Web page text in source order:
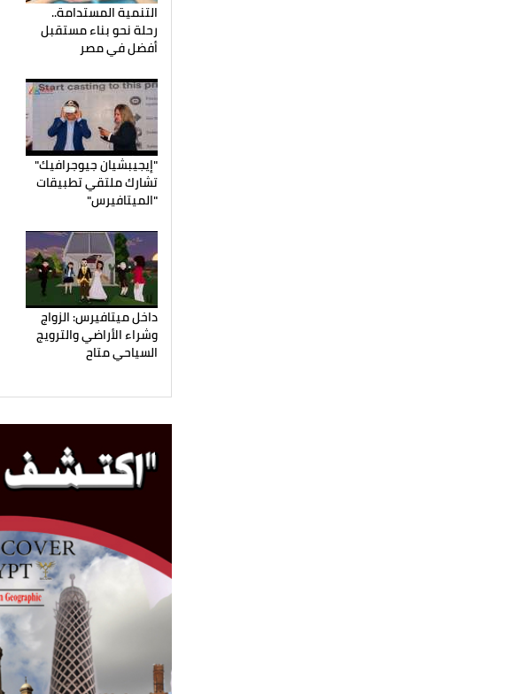
التنمية المستدامة..
رحلة نحو بناء مستقبل
أفضل في مصر
"إيجيبشيان جيوجرافيك"
تشارك ملتقي تطبيقات
"الميتافيرس"
داخل ميتافيرس: الزواج
وشراء الأراضي والترويج
السياحي متاح